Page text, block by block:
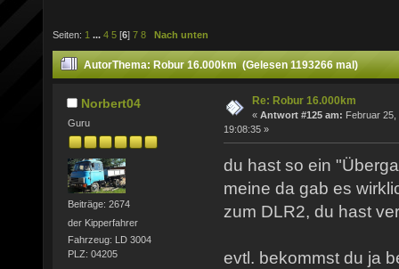
Seiten: 1 ... 4 5 [6] 7 8 Nach unten
AutorThema: Robur 16.000km (Gelesen 1193266 mal)
Norbert04
Guru
Beiträge: 2674
der Kipperfahrer
Fahrzeug: LD 3004
PLZ: 04205
Re: Robur 16.000km
« Antwort #125 am: Februar 25,
19:08:35 »
du hast so ein
meine da gab es
zum DLR2, du hast
evtl. bekommst du ja